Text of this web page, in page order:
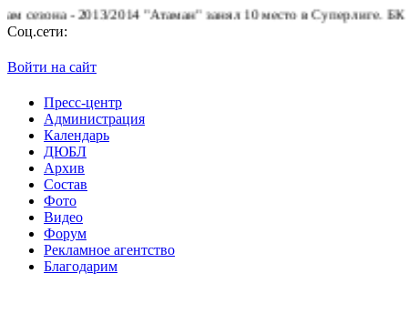
2014 "Атаман" занял 10 место в Суперлиге.БК "Атаман"
Соц.сети:
Войти на сайт
Пресс-центр
Администрация
Календарь
ДЮБЛ
Архив
Состав
Фото
Видео
Форум
Рекламное агентство
Благодарим